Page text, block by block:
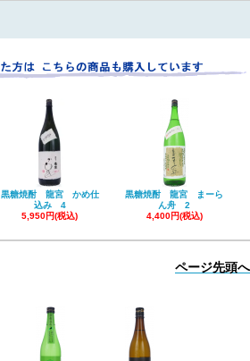
黒糖焼酎 龍宮 かめ仕
込み 4
5,950円(税込)
黒糖焼酎 龍宮 まーら
ん舟 2
4,400円(税込)
ページ先頭へ